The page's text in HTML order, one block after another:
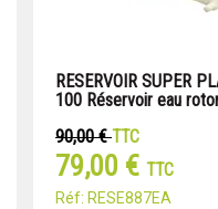
RESERVOIR SUPER
100 Réservoir eau
90,00 €TTC
79,00 € TTC
Réf: RESE887EA